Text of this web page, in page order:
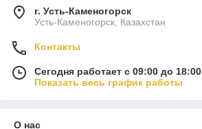
г. Усть-Каменогорск
Усть-Каменогорск, Казахстан
Контакты
Сегодня работает с 09:00 до 18:00
Показать весь график работы
О нас